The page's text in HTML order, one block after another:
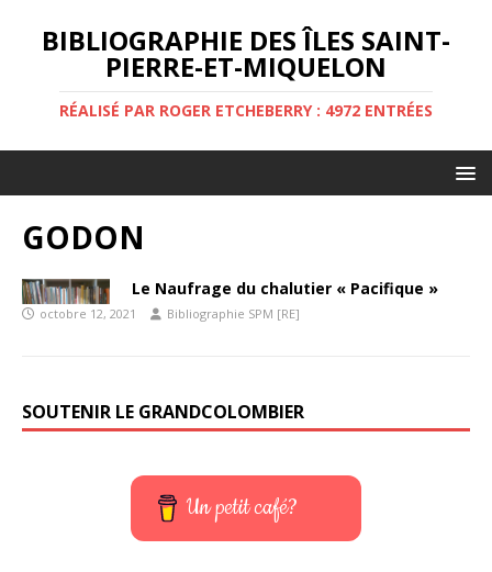
BIBLIOGRAPHIE DES ÎLES SAINT-
PIERRE-ET-MIQUELON
RÉALISÉ PAR ROGER ETCHEBERRY : 4972 ENTRÉES
GODON
Le Naufrage du chalutier « Pacifique »
octobre 12, 2021 Bibliographie SPM [RE]
SOUTENIR LE GRANDCOLOMBIER
Un petit café?